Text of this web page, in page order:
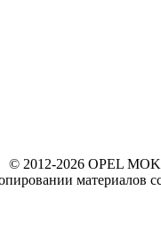
© 2012-2026 OPEL
материалов